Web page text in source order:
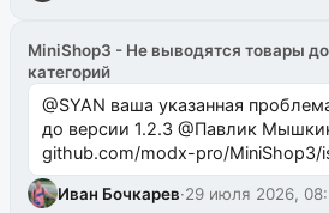
MiniShop3 - Не выводятся товары
категорий
@SYAN ваша указанная
до версии 1.2.3 @Павлик
github.com/modx-pro/MiniShop3/
github.com/modx-pro/MiniShop3/
в б...
Иван Бочкарев·29 июля 2026,